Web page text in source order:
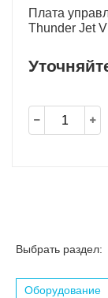
Плата
Thunder Jet
Выбрать раздел:
Оборудование